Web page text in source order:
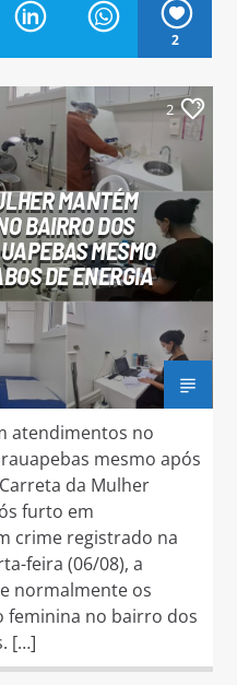
2
2
MANTÉM
BAIRRO DOS
MESMO
DE ENERGIA
atendimentos no
mesmo após
da Mulher
furto em
crime registrado na
feira (06/08), a
normalmente os
feminina no bairro dos
[…]